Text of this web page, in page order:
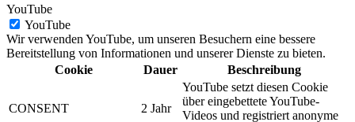
YouTube
YouTube
Wir verwenden YouTube, um unseren Besuchern eine bessere
Bereitstellung von Informationen und unserer Dienste zu bieten.
Cookie
Dauer Beschreibung
CONSENT 2 Jahr
YouTube setzt diesen Cookie
über eingebettete YouTube-
Videos und registriert anonyme